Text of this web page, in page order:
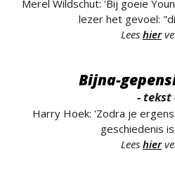
Merel Wildschut: 'Bij goeie
lezer het gevoel:
Lees hier
Bijna-
- tekst
Harry Hoek: 'Zodra je
geschiedenis
Lees hier